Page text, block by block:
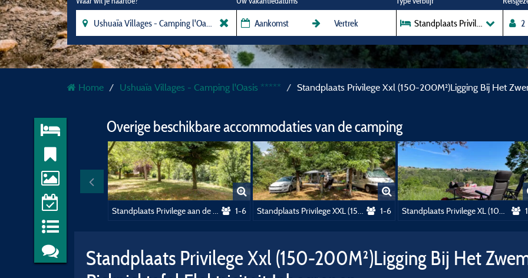
Standplaats Privilege Xxl (150-
Home Ushuaïa Villages - Camping l'Oasis ***** Standplaats Privilege Xxl (150-200M²)Ligging Bij Het
Overige beschikbare accommodaties van de camping
1-6 1-6
Standplaats Privilege Xxl (150-200M²)Ligging Bij Het